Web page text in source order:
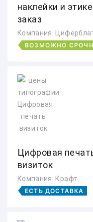
наклейки и
заказ
Компания:
ВОЗМОЖНО
Цифровая
визиток
Компания: Крафт
ЕСТЬ ДОСТАВКА